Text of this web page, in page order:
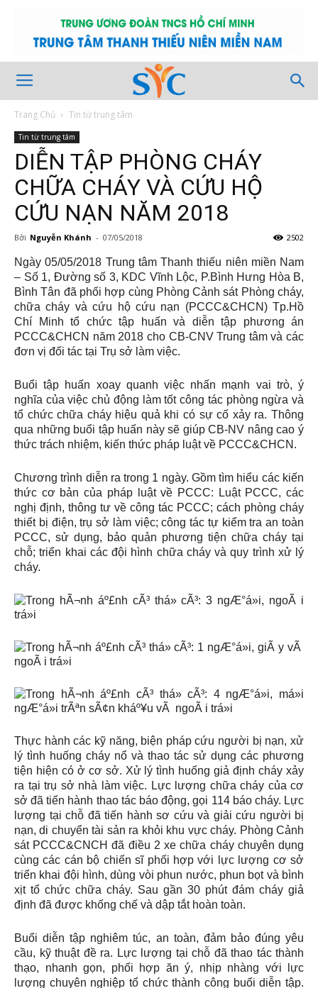
Trang Chủ Tin từ trung tâm
Tin từ trung tâm
DIỄN TẬP PHÒNG CHÁY
CHỮA CHÁY VÀ CỨU HỘ
CỨU NẠN NĂM 2018
Bởi Nguyễn Khánh - 07/05/2018 2502
Ngày 05/05/2018 Trung tâm Thanh thiếu niên miền Nam
– Số 1, Đường số 3, KDC Vĩnh Lộc, P.Bình Hưng Hòa B,
Bình Tân đã phối hợp cùng Phòng Cảnh sát Phòng cháy,
chữa cháy và cứu hộ cứu nạn (PCCC&CHCN) Tp.Hồ
Chí Minh tổ chức tập huấn và diễn tập phương án
PCCC&CHCN năm 2018 cho CB-CNV Trung tâm và các
đơn vị đối tác tại Trụ sở làm việc.
Buổi tập huấn xoay quanh việc nhấn mạnh vai trò, ý
nghĩa của việc chủ động làm tốt công tác phòng ngừa và
tổ chức chữa cháy hiệu quả khi có sự cố xảy ra. Thông
qua những buổi tập huấn này sẽ giúp CB-NV nâng cao ý
thức trách nhiệm, kiến thức pháp luật về PCCC&CHCN.
Chương trình diễn ra trong 1 ngày. Gồm tìm hiểu các kiến
thức cơ bản của pháp luật về PCCC: Luật PCCC, các
nghị định, thông tư về công tác PCCC; cách phòng cháy
thiết bị điện, trụ sở làm việc; công tác tự kiểm tra an toàn
PCCC, sử dụng, bảo quản phương tiện chữa cháy tại
chỗ; triển khai các đội hình chữa cháy và quy trình xử lý
cháy.
Thực hành các kỹ năng, biện pháp cứu người bị nạn, xử
lý tình huống cháy nổ và thao tác sử dụng các phương
tiện hiện có ở cơ sở. Xử lý tình huống giả định cháy xảy
ra tại trụ sở nhà làm việc. Lực lượng chữa cháy của cơ
sở đã tiến hành thao tác báo động, gọi 114 báo cháy. Lực
lượng tại chỗ đã tiến hành sơ cứu và giải cứu người bị
nạn, di chuyển tài sản ra khỏi khu vực cháy. Phòng Cảnh
sát PCCC&CNCH đã điều 2 xe chữa cháy chuyên dụng
cùng các cán bộ chiến sĩ phối hợp với lực lượng cơ sở
triển khai đội hình, dùng vòi phun nước, phun bọt và bình
xịt tổ chức chữa cháy. Sau gần 30 phút đám cháy giả
định đã được khống chế và dập tắt hoàn toàn.
Buổi diễn tập nghiêm túc, an toàn, đảm bảo đúng yêu
cầu, kỹ thuật đề ra. Lực lượng tại chỗ đã thao tác thành
thạo, nhanh gọn, phối hợp ăn ý, nhịp nhàng với lực
lượng chuyên nghiệp tổ chức thành công buổi diễn tập.